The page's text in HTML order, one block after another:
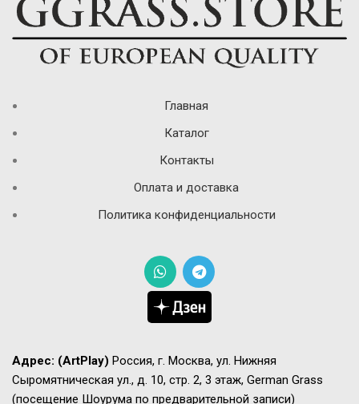
Главная
Каталог
Контакты
Оплата и доставка
Политика конфиденциальности
Адрес: (ArtPlay) Россия, г. Москва, ул. Нижняя
Сыромятническая ул., д. 10, стр. 2, 3 этаж, German Grass
(посещение Шоурума по предварительной записи)